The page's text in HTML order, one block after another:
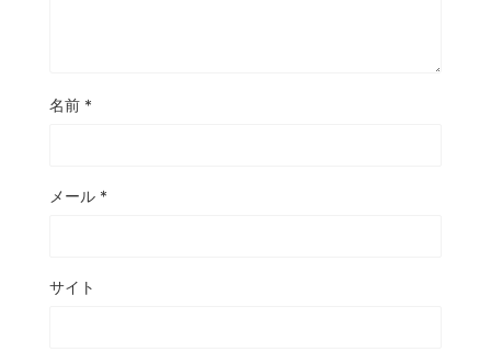
名前 *
メール *
サイト